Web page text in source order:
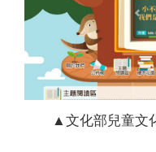
▲文化部兒童文